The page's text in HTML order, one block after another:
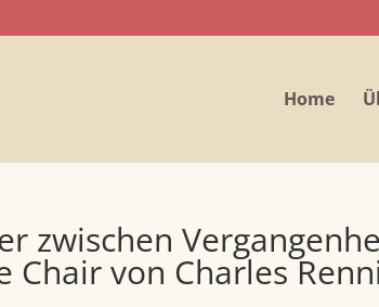
Home
zwischen
Chair von Charles